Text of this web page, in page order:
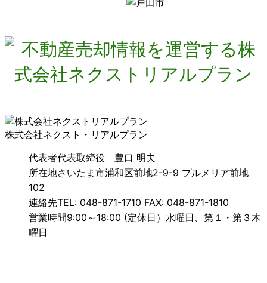
株式会社ネクスト・リアルプラン
代表者代表取締役 豊口 明夫
所在地さいたま市浦和区前地2-9-9 プルメリア前地
102
連絡先TEL: 048-871-1710 FAX: 048-871-1810
営業時間9:00～18:00 (定休日）水曜日、第１・第３木
曜日